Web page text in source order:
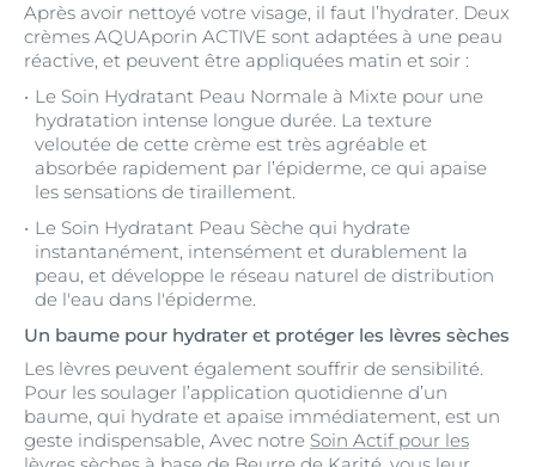
Après avoir nettoyé votre visage, il faut l’hydrater. Deux
crèmes AQUAporin ACTIVE sont adaptées à une peau
réactive, et peuvent être appliquées matin et soir :
Le Soin Hydratant Peau Normale à Mixte pour une
hydratation intense longue durée. La texture
veloutée de cette crème est très agréable et
absorbée rapidement par l’épiderme, ce qui apaise
les sensations de tiraillement.
Le Soin Hydratant Peau Sèche qui hydrate
instantanément, intensément et durablement la
peau, et développe le réseau naturel de distribution
de l'eau dans l'épiderme.
Un baume pour hydrater et protéger les lèvres sèches
Les lèvres peuvent également souffrir de sensibilité.
Pour les soulager l’application quotidienne d’un
baume, qui hydrate et apaise immédiatement, est un
geste indispensable, Avec notre Soin Actif pour les